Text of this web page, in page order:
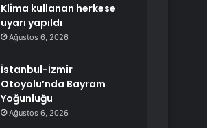
Klima kullanan herkese
uyarı yapıldı
Ağustos 6, 2026
İstanbul-İzmir
Otoyolu’nda Bayram
Yoğunluğu
Ağustos 6, 2026